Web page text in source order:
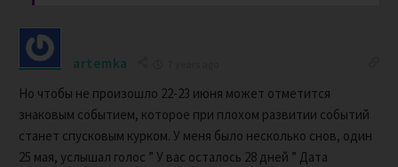
artemka
Но чтобы не произошло 22-23 июня может отметится
знаковым событием, которое при плохом развитии событий
станет спусковым курком. У меня было несколько снов, один
25 мая, услышал голос ” У вас осталось 28 дней ” Дата